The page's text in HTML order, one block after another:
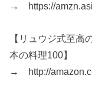
→ https://
【リュウジ式至高
本の料理100】
→ http://